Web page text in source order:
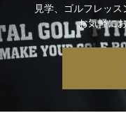
見学、ゴルフレッ
お気軽に